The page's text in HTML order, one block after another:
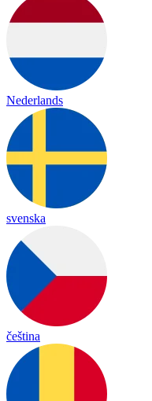
Nederlands
svenska
čeština